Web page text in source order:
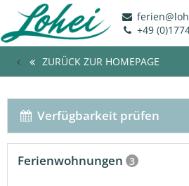
+49
ZURÜCK ZUR HOMEPAGE
Verfügbarkeit prüfen
Ferienwohnungen 3